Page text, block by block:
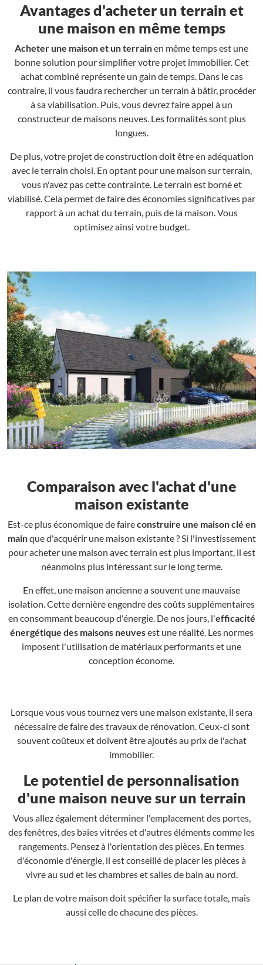
Avantages d'acheter un terrain et
une maison en même temps
Acheter une maison et un terrainen même temps est une
bonne solution pour simplifier votre projet immobilier. Cet
achat combiné représente un gain de temps. Dans le cas
contraire, il vous faudra rechercher un terrain à bâtir, procéder
à sa viabilisation. Puis, vous devrez faire appel à un
constructeur de maisons neuves. Les formalités sont plus
longues.
De plus, votre projet de construction doit être en adéquation
avec le terrain choisi. En optant pour une maison sur terrain,
vous n'avez pas cette contrainte. Le terrain est borné et
viabilisé. Cela permet de faire des économies significatives par
rapport à un achat du terrain, puis de la maison. Vous
optimisez ainsi votre budget.
Comparaison avec l'achat d'une
maison existante
Est-ce plus économique de faireconstruire une maison clé en
mainque d'acquérir une maison existante ? Si l'investissement
pour acheter une maison avec terrain est plus important, il est
néanmoins plus intéressant sur le long terme.
En effet, une maison ancienne a souvent une mauvaise
isolation. Cette dernière engendre des coûts supplémentaires
en consommant beaucoup d'énergie. De nos jours, l'efficacité
énergétique des maisons neuvesest une réalité. Les normes
imposent l'utilisation de matériaux performants et une
conception économe.
Lorsque vous vous tournez vers une maison existante, il sera
nécessaire de faire des travaux de rénovation. Ceux-ci sont
souvent coûteux et doivent être ajoutés au prix de l'achat
immobilier.
Le potentiel de personnalisation
d'une maison neuve sur un terrain
Vous allez également déterminer l'emplacement des portes,
des fenêtres, des baies vitrées et d'autres éléments comme les
rangements. Pensez à l'orientation des pièces. En termes
d'économie d'énergie, il est conseillé de placer les pièces à
vivre au sud et les chambres et salles de bain au nord.
Le plan de votre maison doit spécifier la surface totale, mais
aussi celle de chacune des pièces.